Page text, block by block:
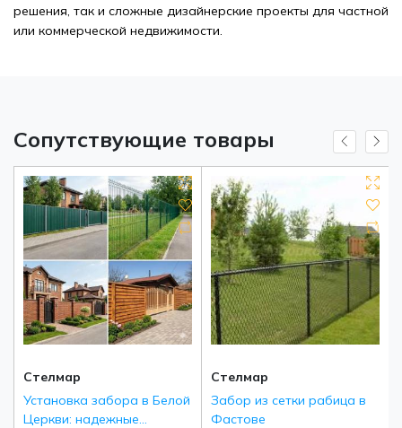
решения, так и сложные дизайнерские проекты для частной
или коммерческой недвижимости.
Сопутствующие товары
Стелмар
Установка забора в Белой
Церкви: надежные
Стелмар
Забор из сетки рабица в
Фастове